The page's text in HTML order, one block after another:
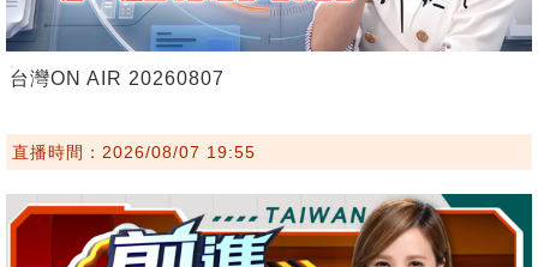
台灣ON AIR 20260807
直播時間：2026/08/07 19:55